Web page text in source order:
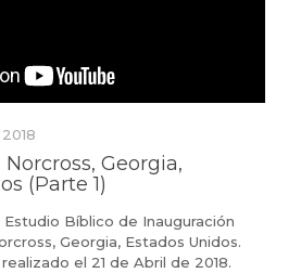
Georgia,
(Parte 1)
Bíblico de Inauguración
Georgia, Estados Unidos.
el 21 de Abril de 2018.